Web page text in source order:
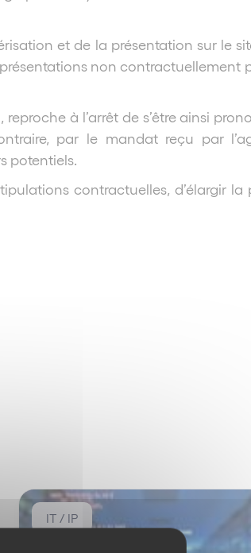
et de la présentation sur le
non contractuellement
à l’arrêt de s’être ainsi
par le mandat reçu par
potentiels.
contractuelles, d’élargir la
IT / IP